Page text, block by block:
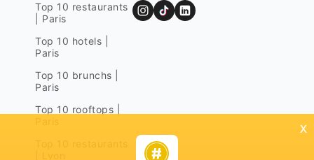
Top 10 restaurants
| Paris
Top 10 hotels |
Paris
Top 10 brunchs |
Paris
Top 10 rooftops |
x